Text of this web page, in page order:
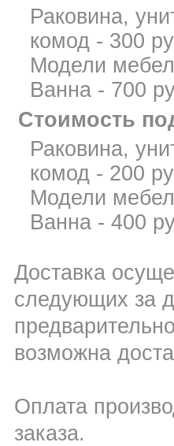
Раковина,
комод - 300
Модели
Ванна - 700
Стоимость
Раковина,
комод - 200
Модели
Ванна - 400
Доставка
следующих за
возможна
Оплата
заказа.